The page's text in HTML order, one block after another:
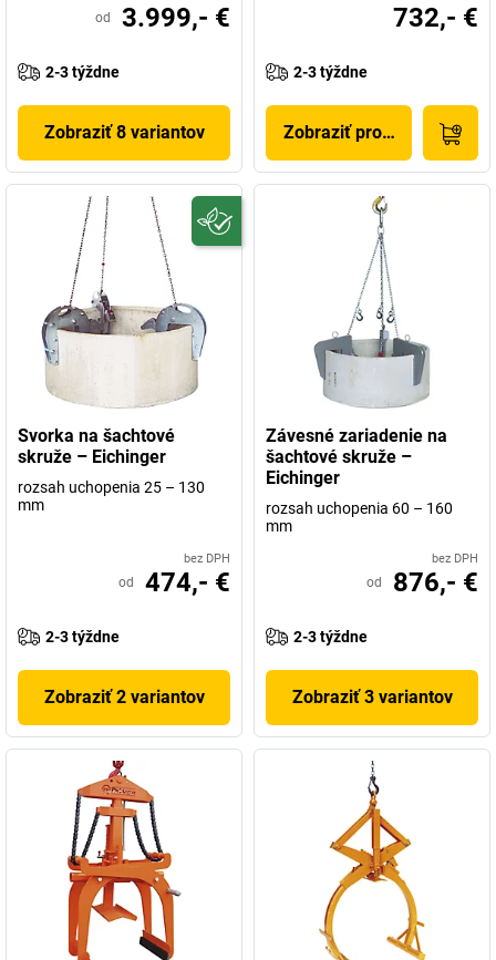
od 3.999,- €
2-3 týždne
Zobraziť 8 variantov
732,- €
2-3 týždne
Zobraziť produkt
Svorka na šachtové
skruže – Eichinger
rozsah uchopenia 25 – 130
mm
bez DPH
od 474,- €
2-3 týždne
Zobraziť 2 variantov
Závesné zariadenie na
šachtové skruže –
Eichinger
rozsah uchopenia 60 – 160
mm
bez DPH
od 876,- €
2-3 týždne
Zobraziť 3 variantov